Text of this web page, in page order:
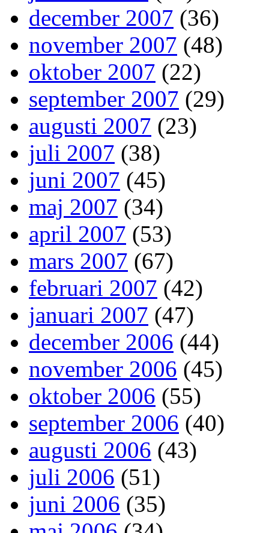
december 2007 (36)
november 2007 (48)
oktober 2007 (22)
september 2007 (29)
augusti 2007 (23)
juli 2007 (38)
juni 2007 (45)
maj 2007 (34)
april 2007 (53)
mars 2007 (67)
februari 2007 (42)
januari 2007 (47)
december 2006 (44)
november 2006 (45)
oktober 2006 (55)
september 2006 (40)
augusti 2006 (43)
juli 2006 (51)
juni 2006 (35)